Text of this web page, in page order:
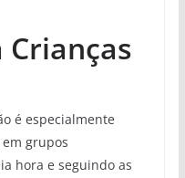
é especialmente
grupos
hora e seguindo as